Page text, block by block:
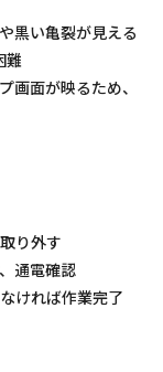
黒い亀裂が見える
難
画面が映るため、
り外す
通電確認
ければ作業完了